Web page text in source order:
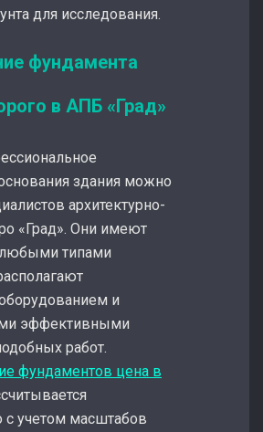
для исследования.
фундамента
в АПБ «Град»
здания можно
архитектурно-
«Град». Они имеют
типами
и
эффективными
работ.
фундаментов цена в
с учетом масштабов